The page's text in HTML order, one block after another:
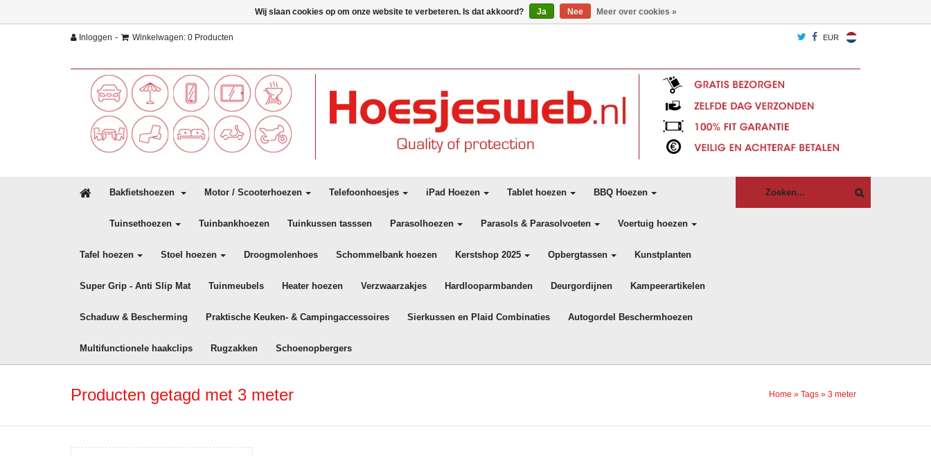
Inloggen - Winkelwagen: 0 Producten EUR
Bakfietshoezen Motor / Scooterhoezen Telefoonhoesjes iPad Hoezen Tablet hoezen BBQ Hoezen
Tuinsethoezen Tuinbankhoezen Tuinkussen tasssen Parasolhoezen Parasols & Parasolvoeten Voertuig hoezen
Tafel hoezen Stoel hoezen Droogmolenhoes Schommelbank hoezen Kerstshop 2025 Opbergtassen Kunstplanten
Super Grip - Anti Slip Mat Tuinmeubels Heater hoezen Verzwaarzakjes Hardlooparmbanden Deurgordijnen Kampeerartikelen
Schaduw & Bescherming Praktische Keuken- & Campingaccessoires Sierkussen en Plaid Combinaties Autogordel Beschermhoezen
Multifunctionele haakclips Rugzakken Schoenopbergers
Producten getagd met 3 meter Home » Tags » 3 meter
Wij slaan cookies op om onze website te verbeteren. Is dat akkoord? Ja Nee Meer over cookies »